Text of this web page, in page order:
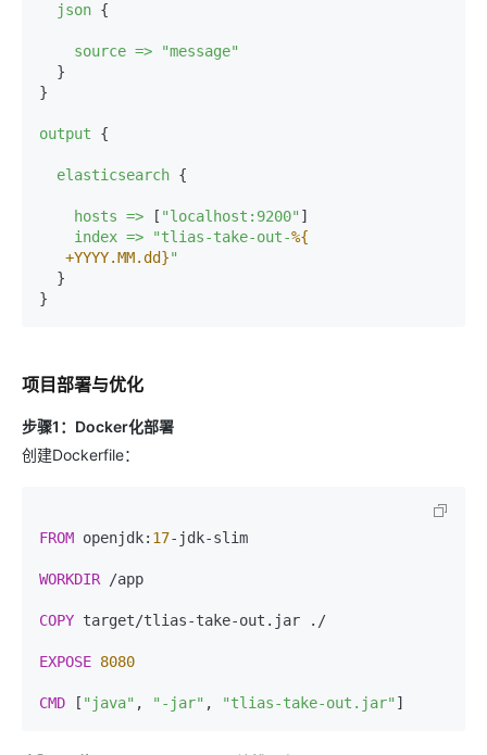
json {
source =>
"message"
}
output {
elasticsearch {
hosts => [ "localhost:9200" ]
index => "tlias-take-out-%{
   +YYYY.MM.dd}
"
项目部署与优化
步骤1：Docker化部署
创建Dockerfile：
FROM openjdk: 17-jdk-slim
WORKDIR /app
COPY target/tlias-take-out.jar ./
EXPOSE 8080
CMD [ "java" , "-jar" , "tlias-take-out.jar" ]